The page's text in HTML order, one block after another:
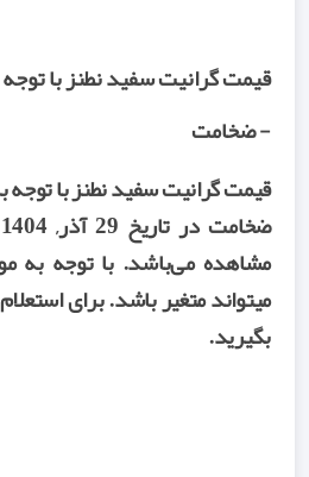
قیمت گرانیت سفید نطنز با
- ضخامت
قیمت گرانیت سفید نطنز با
مشاهده می‌باشد. با توجه به
میتواند متغیر باشد. برای
بگیرید.